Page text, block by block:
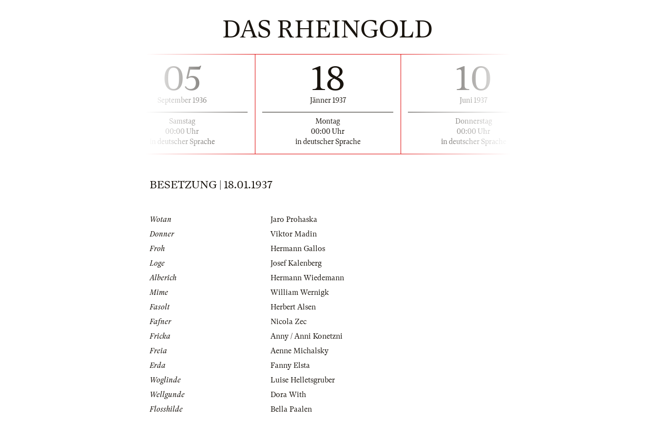
DAS RHEINGOLD
05
September 1936
Samstag
00:00 Uhr
in deutscher Sprache
18
Jänner 1937
Montag
00:00 Uhr
in deutscher Sprache
10
Juni 1937
Donnerstag
00:00 Uhr
in deutscher Sprache
BESETZUNG | 18.01.1937
Wotan
Jaro Prohaska
Donner
Viktor Madin
Froh
Hermann Gallos
Loge
Josef Kalenberg
Alberich
Hermann Wiedemann
Mime
William Wernigk
Fasolt
Herbert Alsen
Fafner
Nicola Zec
Fricka
Anny / Anni Konetzni
Freia
Aenne Michalsky
Erda
Fanny Elsta
Woglinde
Luise Helletsgruber
Wellgunde
Dora With
Flosshilde
Bella Paalen